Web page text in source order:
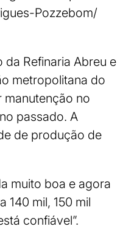
Pozzebom/
da Refinaria Abreu e
metropolitana do
manutenção no
passado. A
de produção de
muito boa e agora
140 mil, 150 mil
confiável”.